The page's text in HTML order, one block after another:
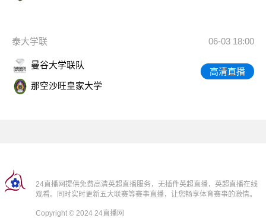
泰大学联 06-03 18:00
曼谷大学联队
那空沙旺皇家大学
高清直播
24直播网提供免费高清英超直播服务，无插件英超直播，英超直播在线
观看。同时实时更新五大联赛等赛事直播，让您畅享体育赛事的激情。
Copyright © 2024 24直播网